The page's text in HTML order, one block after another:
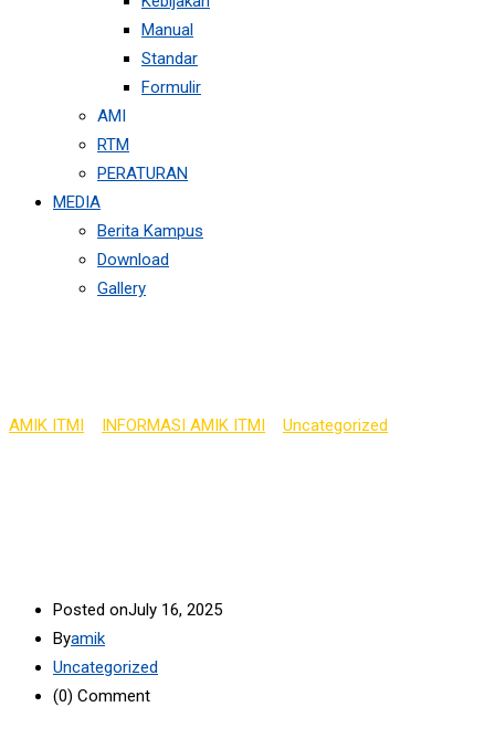
Manual
Standar
Formulir
AMI
RTM
PERATURAN
MEDIA
Berita Kampus
Download
Gallery
AMIK ITMI INFORMASI AMIK ITMI Uncategorized
Posted onJuly 16, 2025
Byamik
Uncategorized
(0) Comment